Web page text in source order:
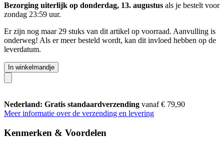
Bezorging uiterlijk op donderdag, 13. augustus als je bestelt voor
zondag 23:59 uur.
Er zijn nog maar 29 stuks van dit artikel op voorraad. Aanvulling is
onderweg! Als er meer besteld wordt, kan dit invloed hebben op de
leverdatum.
In winkelmandje
Nederland: Gratis standaardverzending vanaf € 79,90
Meer informatie over de verzending en levering
Kenmerken & Voordelen